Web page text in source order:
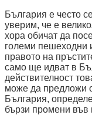
България е често
уверим, че е
хора обичат да
големи пешеходни
правото на
само ще идват в
действителност
може да предложи
България,
бързи промени във